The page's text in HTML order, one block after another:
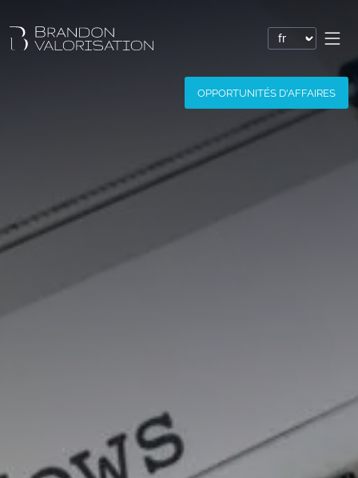
Valorisation financière
Valorisation express : Valo’Flash
Valoriser un brevet
Valoriser une marque
Diagnostic valorisation
Conseils en stratégie
OPPORTUNITÉS D'AFFAIRES